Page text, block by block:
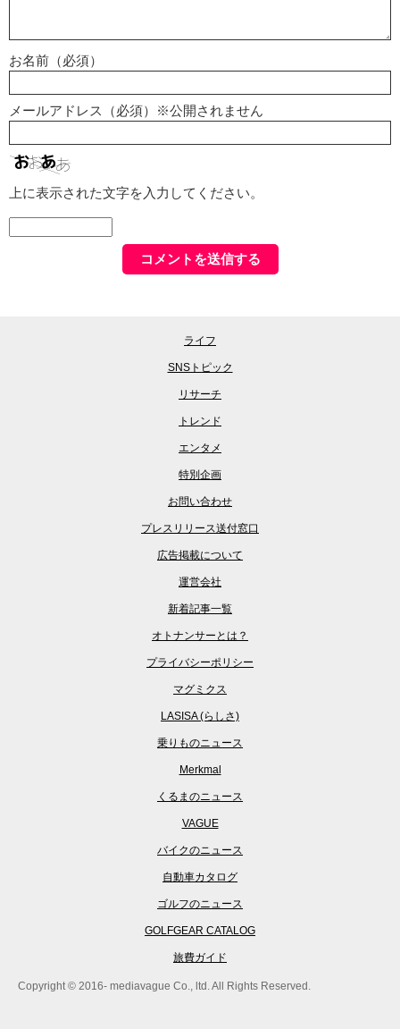
お名前（必須）
メールアドレス（必須）※公開されません
上に表示された文字を入力してください。
ライフ
SNSトピック
リサーチ
トレンド
エンタメ
特別企画
お問い合わせ
プレスリリース送付窓口
広告掲載について
運営会社
新着記事一覧
オトナンサーとは？
プライバシーポリシー
マグミクス
LASISA (らしさ)
乗りものニュース
Merkmal
くるまのニュース
VAGUE
バイクのニュース
自動車カタログ
ゴルフのニュース
GOLFGEAR CATALOG
旅費ガイド
Copyright © 2016- mediavague Co., ltd. All Rights Reserved.